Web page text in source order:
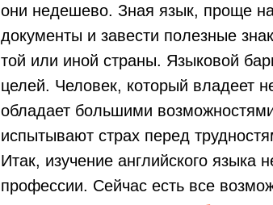
они недешево. Зная язык, проще
документы и завести полезные
той или иной страны. Языковой
целей. Человек, который владеет
обладает большими
испытывают страх перед
Итак, изучение английского
профессии. Сейчас есть все